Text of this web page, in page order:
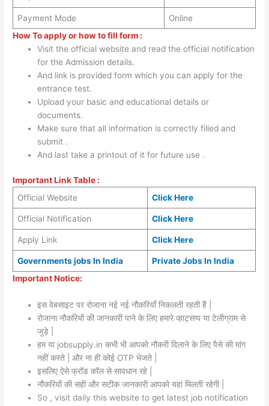
Payment Mode
Online
How To apply or how to fill form :
Visit the official website and read the official notification
for the Admission details.
And link is provided form which you can apply for the
entrance test.
Upload your basic and educational details or
documents.
Make sure that all information is correctly filled and
submit .
And last take a printout of it for future use .
Important Link Table :
Official Website
Click Here
Official Notification Click Here
Apply Link Click Here
Governments jobs In India
Private Jobs In India
Important Notice:
इस वेबसाइट पर रोजाना नई नई नौकरियाँ निकलती रहती हैं |
रोजाना नौकरियों की जानकारी पाने के लिए हमारे व्हाट्सप्प या टेलीग्राम से
जुड़े |
हम या jobsupply.in कभी भी आपको नौकरी दिलाने के लिए पैसे की मांग
नहीं करते | और ना ही कोई OTP भेजते |
इसलिए ऐसे फ्रॉड कॉल से सावधान रहे |
नौकरियों की सही और सटीक जानकारी आपको यहां मिलती रहेगी |
So , visit daily this website to get latest job notification